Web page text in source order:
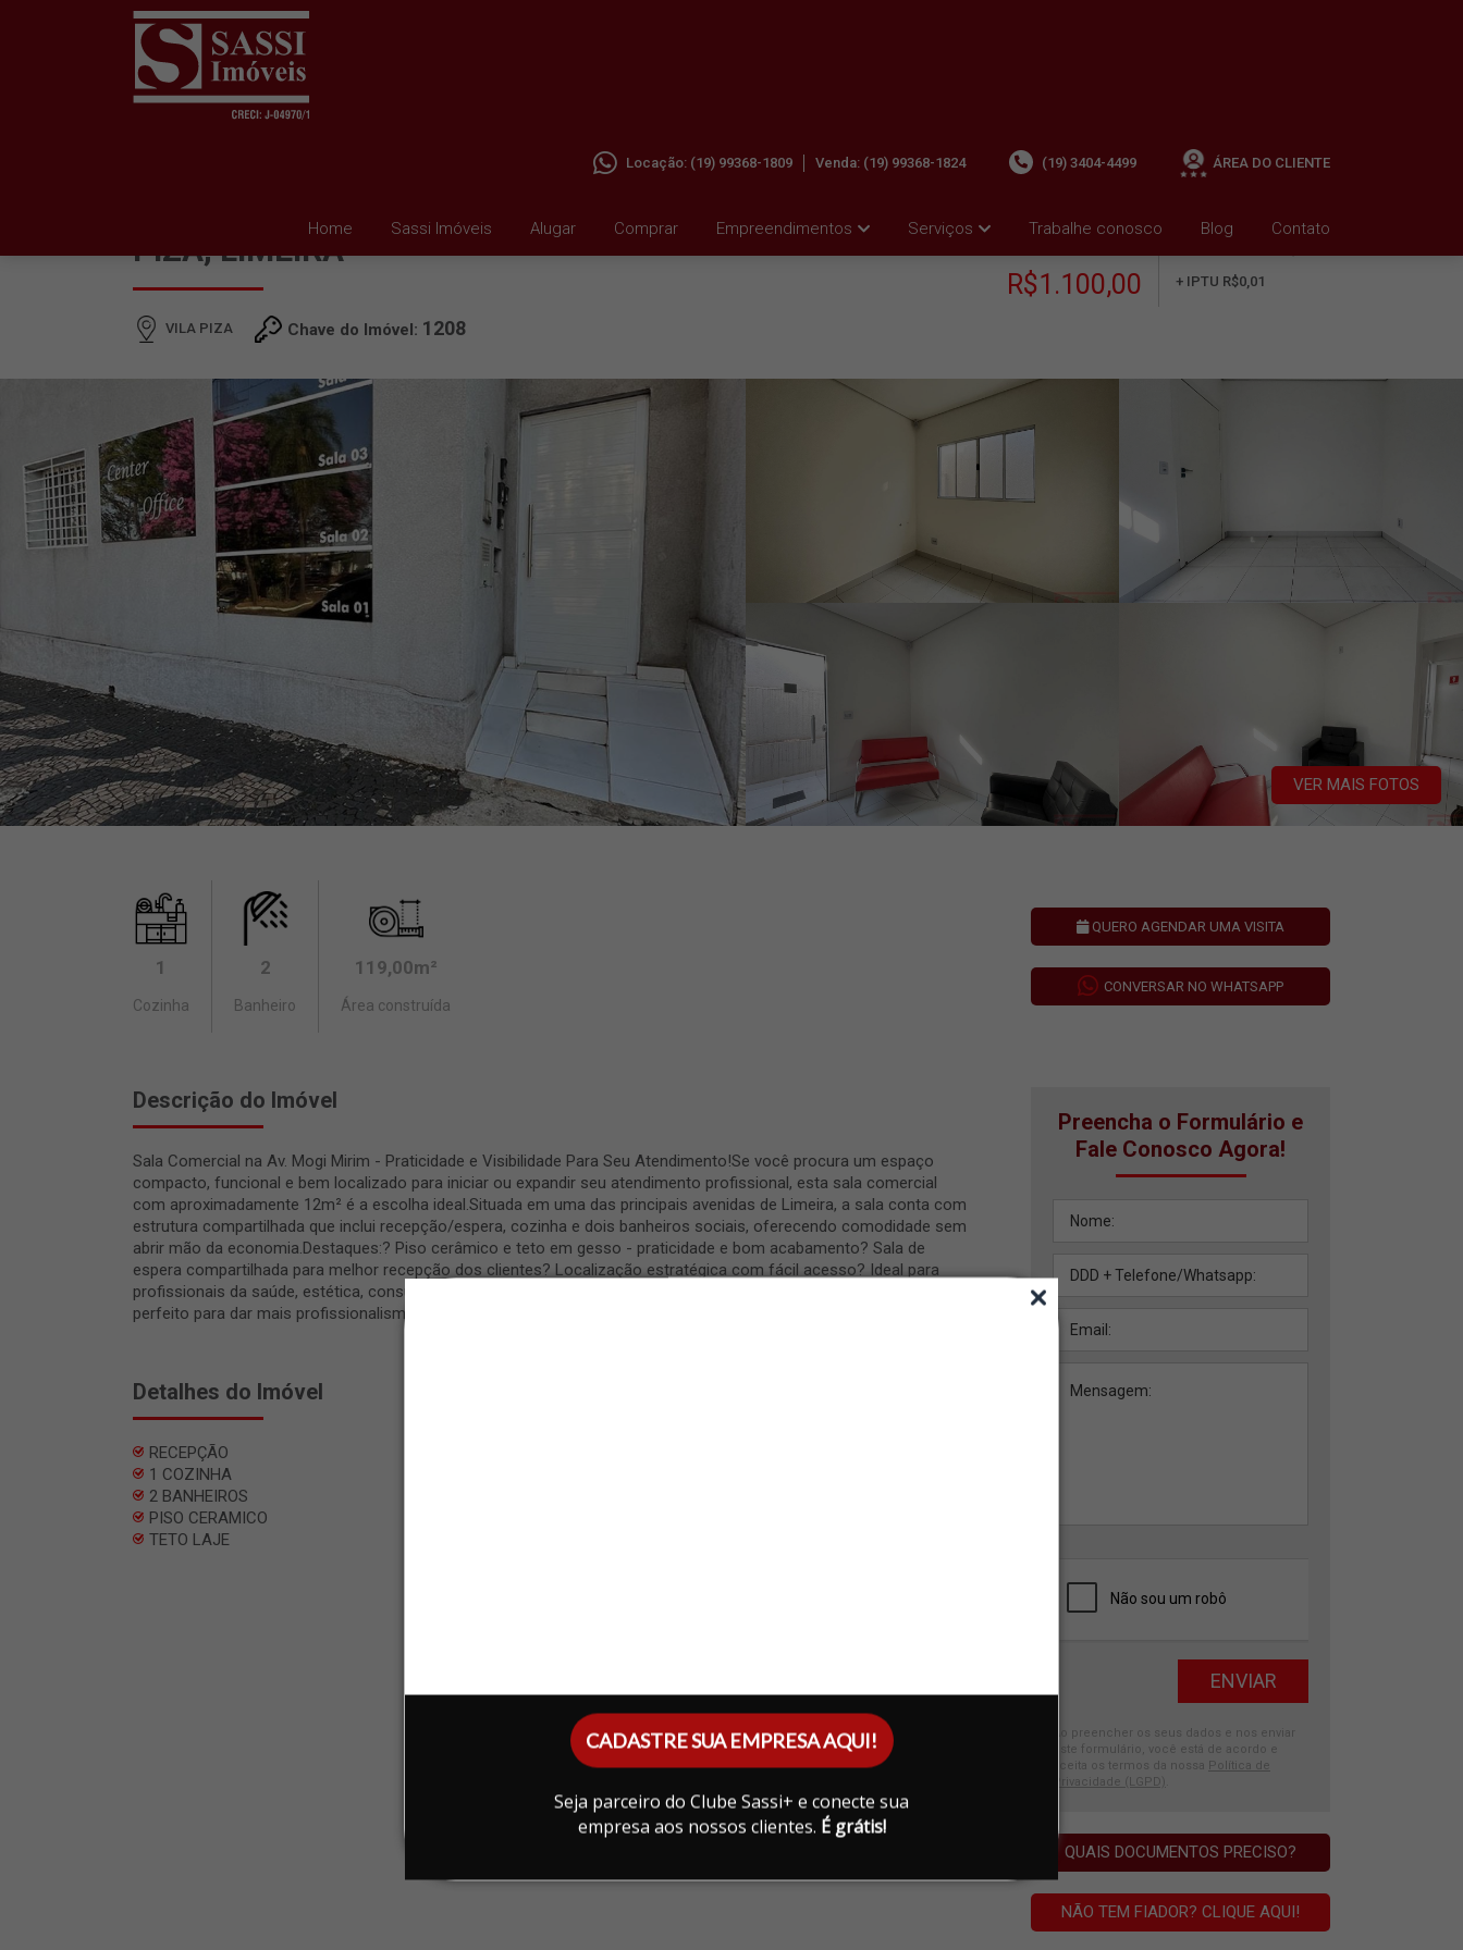
CADASTRE SUA EMPRESA AQUI!
Seja parceiro do Clube Sassi+ e conecte sua
empresa aos nossos clientes. É grátis!
Home Sassi Imóveis Alugar Comprar Empreendimentos Serviços Trabalhe conosco Blog Contato
Locação: (19) 99368-1809 Venda: (19) 99368-1824 (19) 3404-4499 ÁREA DO CLIENTE
PIZA, LIMEIRA
VILA PIZA Chave do Imóvel: 1208
R$1.100,00
+ IPTU R$0,01
VER MAIS FOTOS
1
Cozinha
2
Banheiro
119,00m²
Área construída
QUERO AGENDAR UMA VISITA
CONVERSAR NO WHATSAPP
Descrição do Imóvel
Sala Comercial na Av. Mogi Mirim - Praticidade e Visibilidade Para Seu Atendimento!Se você procura um espaço
compacto, funcional e bem localizado para iniciar ou expandir seu atendimento profissional, esta sala comercial
com aproximadamente 12m² é a escolha ideal.Situada em uma das principais avenidas de Limeira, a sala conta com
estrutura compartilhada que inclui recepção/espera, cozinha e dois banheiros sociais, oferecendo comodidade sem
abrir mão da economia.Destaques:? Piso cerâmico e teto em gesso - praticidade e bom acabamento? Sala de
espera compartilhada para melhor recepção dos clientes? Localização estratégica com fácil acesso? Ideal para
profissionais da saúde, estética, consultorias ou atendimentos individuaisAgende uma visita e descubra o espaço
perfeito para dar mais profissionalismo ao seu negócio!
Detalhes do Imóvel
RECEPÇÃO
1 COZINHA
2 BANHEIROS
PISO CERAMICO
TETO LAJE
Preencha o Formulário e
Fale Conosco Agora!
Ao preencher os seus dados e nos enviar
este formulário, você está de acordo e
aceita os termos da nossa
Política de
Privacidade (LGPD)
QUAIS DOCUMENTOS PRECISO?
NÃO TEM FIADOR? CLIQUE AQUI!